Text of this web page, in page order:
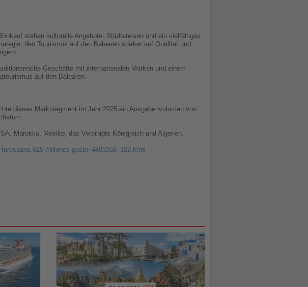
stehen kulturelle Angebote, Städtereisen und ein vielfältiges
den Tourismus auf den Balearen stärker auf Qualität und
Geschäfte mit internationalen Marken und einem
auf den Balearen.
dieses Marktsegment im Jahr 2025 ein Ausgabenvolumen von
Marokko, Mexiko, das Vereinigte Königreich und Algerien.
625-millones-gasto_4493358_102.html